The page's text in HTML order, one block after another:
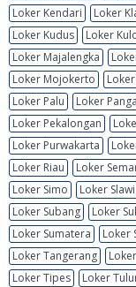
Loker Kendari
Loker
Loker Kudus
Loker
Loker Majalengka
Loker Mojokerto
Loker Palu
Loker
Loker Pekalongan
Loker Purwakarta
Loker Riau
Loker
Loker Simo
Loker Slawi
Loker Subang
Loker
Loker Sumatera
Loker
Loker Tangerang
Loker Tipes
Loker